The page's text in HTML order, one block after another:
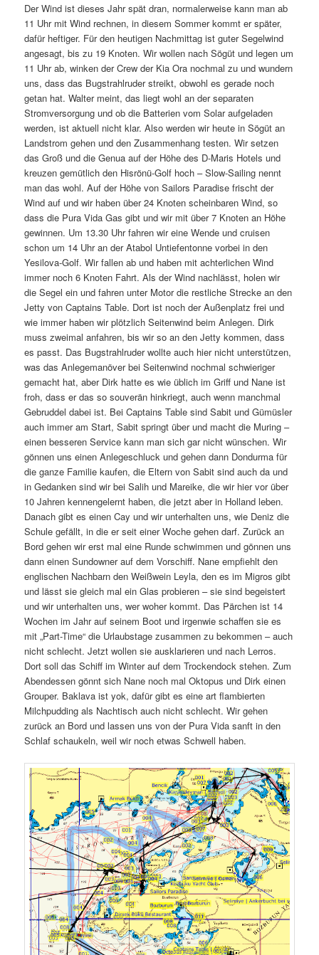
Der Wind ist dieses Jahr spät dran, normalerweise kann man ab
11 Uhr mit Wind rechnen, in diesem Sommer kommt er später,
dafür heftiger. Für den heutigen Nachmittag ist guter Segelwind
angesagt, bis zu 19 Knoten. Wir wollen nach Sögüt und legen um
11 Uhr ab, winken der Crew der Kia Ora nochmal zu und wundern
uns, dass das Bugstrahlruder streikt, obwohl es gerade noch
getan hat. Walter meint, das liegt wohl an der separaten
Stromversorgung und ob die Batterien vom Solar aufgeladen
werden, ist aktuell nicht klar. Also werden wir heute in Sögüt an
Landstrom gehen und den Zusammenhang testen. Wir setzen
das Groß und die Genua auf der Höhe des D-Maris Hotels und
kreuzen gemütlich den Hisrönü-Golf hoch – Slow-Sailing nennt
man das wohl. Auf der Höhe von Sailors Paradise frischt der
Wind auf und wir haben über 24 Knoten scheinbaren Wind, so
dass die Pura Vida Gas gibt und wir mit über 7 Knoten an Höhe
gewinnen. Um 13.30 Uhr fahren wir eine Wende und cruisen
schon um 14 Uhr an der Atabol Untiefentonne vorbei in den
Yesilova-Golf. Wir fallen ab und haben mit achterlichen Wind
immer noch 6 Knoten Fahrt. Als der Wind nachlässt, holen wir
die Segel ein und fahren unter Motor die restliche Strecke an den
Jetty von Captains Table. Dort ist noch der Außenplatz frei und
wie immer haben wir plötzlich Seitenwind beim Anlegen. Dirk
muss zweimal anfahren, bis wir so an den Jetty kommen, dass
es passt. Das Bugstrahlruder wollte auch hier nicht unterstützen,
was das Anlegemanöver bei Seitenwind nochmal schwieriger
gemacht hat, aber Dirk hatte es wie üblich im Griff und Nane ist
froh, dass er das so souverän hinkriegt, auch wenn manchmal
Gebruddel dabei ist. Bei Captains Table sind Sabit und Gümüsler
auch immer am Start, Sabit springt über und macht die Muring –
einen besseren Service kann man sich gar nicht wünschen. Wir
gönnen uns einen Anlegeschluck und gehen dann Dondurma für
die ganze Familie kaufen, die Eltern von Sabit sind auch da und
in Gedanken sind wir bei Salih und Mareike, die wir hier vor über
10 Jahren kennengelernt haben, die jetzt aber in Holland leben.
Danach gibt es einen Cay und wir unterhalten uns, wie Deniz die
Schule gefällt, in die er seit einer Woche gehen darf. Zurück an
Bord gehen wir erst mal eine Runde schwimmen und gönnen uns
dann einen Sundowner auf dem Vorschiff. Nane empfiehlt den
englischen Nachbarn den Weißwein Leyla, den es im Migros gibt
und lässt sie gleich mal ein Glas probieren – sie sind begeistert
und wir unterhalten uns, wer woher kommt. Das Pärchen ist 14
Wochen im Jahr auf seinem Boot und irgenwie schaffen sie es
mit „Part-Time“ die Urlaubstage zusammen zu bekommen – auch
nicht schlecht. Jetzt wollen sie ausklarieren und nach Lerros.
Dort soll das Schiff im Winter auf dem Trockendock stehen. Zum
Abendessen gönnt sich Nane noch mal Oktopus und Dirk einen
Grouper. Baklava ist yok, dafür gibt es eine art flambierten
Milchpudding als Nachtisch auch nicht schlecht. Wir gehen
zurück an Bord und lassen uns von der Pura Vida sanft in den
Schlaf schaukeln, weil wir noch etwas Schwell haben.